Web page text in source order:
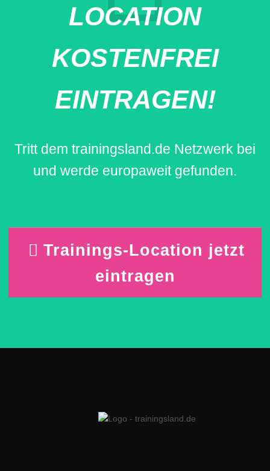
LOCATION
KOSTENFREI
EINTRAGEN!
Tritt dem trainingsland.de Netzwerk bei
und werde europaweit gefunden.
Trainings-Location jetzt
eintragen